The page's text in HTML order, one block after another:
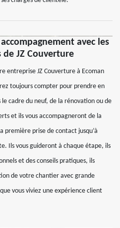
avec les
JZ Couverture
entreprise JZ Couverture à Ecoman
toujours compter pour prendre en
cadre du neuf, de la rénovation ou de
et ils vous accompagneront de la
première prise de contact jusqu’à
Ils vous guideront à chaque étape, ils
et des conseils pratiques, ils
de votre chantier avec grande
vous viviez une expérience client